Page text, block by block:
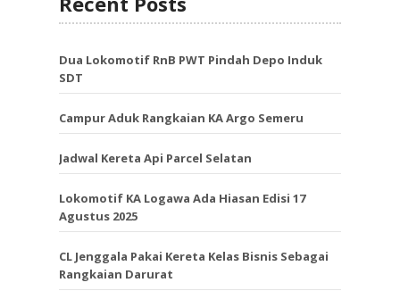
Dua Lokomotif RnB PWT Pindah Depo Induk
SDT
Campur Aduk Rangkaian KA Argo Semeru
Jadwal Kereta Api Parcel Selatan
Lokomotif KA Logawa Ada Hiasan Edisi 17
Agustus 2025
CL Jenggala Pakai Kereta Kelas Bisnis Sebagai
Rangkaian Darurat